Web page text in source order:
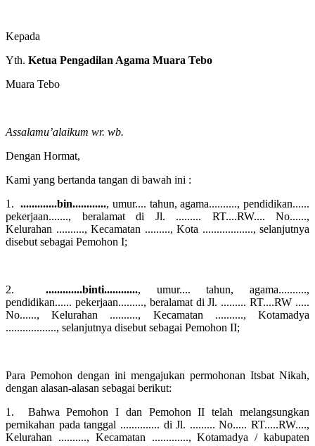
Kepada
Yth. Ketua Pengadilan Agama Muara Tebo
Muara Tebo
Assalamu’alaikum wr. wb.
Dengan Hormat,
Kami yang bertanda tangan di bawah ini :
1..............bin............, umur.... tahun, agama.........., pendidikan......
pekerjaan......., beralamat di Jl. ......... RT....RW.... No......,
Kelurahan .........., Kecamatan ........., Kota .................., selanjutnya
disebut sebagai Pemohon I;
2..............binti............, umur.... tahun, agama..........,
pendidikan...... pekerjaan........., beralamat di Jl. ......... RT....RW .....
No......, Kelurahan .........., Kecamatan .........., Kotamadya
.................., selanjutnya disebut sebagai Pemohon II;
Para Pemohon dengan ini mengajukan permohonan Itsbat Nikah,
dengan alasan-alasan sebagai berikut:
1. Bahwa Pemohon I dan Pemohon II telah melangsungkan
pernikahan pada tanggal .............. di Jl. ......... No..... RT.....RW....,
Kelurahan .........., Kecamatan ............., Kotamadya / kabupaten